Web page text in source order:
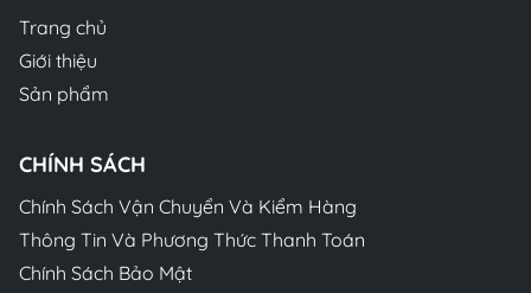
Trang chủ
Giới thiệu
Sản phẩm
CHÍNH SÁCH
Chính Sách Vận Chuyển Và Kiểm Hàng
Thông Tin Và Phương Thức Thanh Toán
Chính Sách Bảo Mật